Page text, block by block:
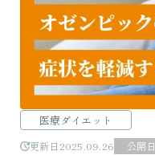
医療ダイエット
更新日 2025.09.26 公開日